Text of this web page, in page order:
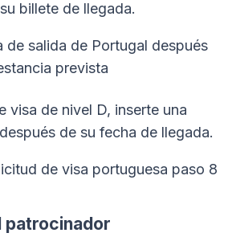
billete de llegada.
de salida de Portugal después
prevista
visa de nivel D, inserte una
de su fecha de llegada.
patrocinador